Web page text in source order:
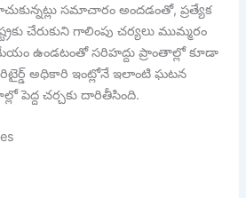
సమాచారం అందడంతో, ప్రత్యేక
చేరుకుని గాలింపు చర్యలు ముమ్మరం
ఉండటంతో సరిహద్దు ప్రాంతాల్లో కూడా
అధికారి ఇంట్లోనే ఇలాంటి ఘటన
పెద్ద చర్చకు దారితీసింది.